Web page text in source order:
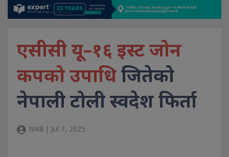
एसीसी यू–१६ इस्ट जोन
कपको उपाधिजितेको
नेपाली टोली स्वदेश फिर्ता
NNB | Jul 7, 2025